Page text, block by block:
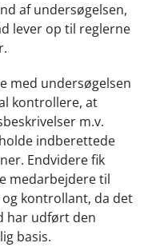
af undersøgelsen,
lever op til reglerne
med undersøgelsen
kontrollere, at
m.v.
indberettede
Endvidere fik
medarbejdere til
kontrollant, da det
har udført den
basis.